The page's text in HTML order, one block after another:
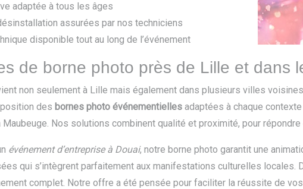
adaptée à tous les âges
assurées par nos techniciens
disponible tout au long de l’événement
de borne photo près de Lille et dans
non seulement à Lille mais également dans plusieurs villes
des bornes photo événementielles adaptées à chaque
Nos solutions combinent qualité et proximité, pour
événement d’entreprise à Douai, notre borne photo garantit une
qui s’intègrent parfaitement aux manifestations culturelles
complet. Notre offre a été pensée pour faciliter la réussite de